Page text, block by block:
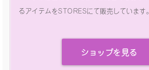
るアイテムをSTORESにて販売しています。
ショップを見る